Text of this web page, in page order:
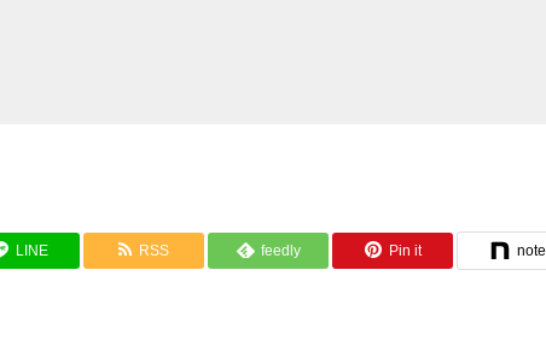
LINE RSS feedly Pin it note